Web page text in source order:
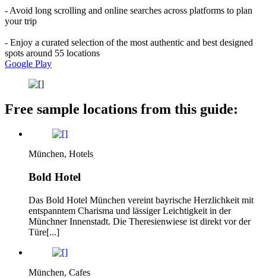
- Avoid long scrolling and online searches across platforms to plan
your trip
- Enjoy a curated selection of the most authentic and best designed
spots around 55 locations
Google Play
Free sample locations from this guide:
München, Hotels
Bold Hotel
Das Bold Hotel München vereint bayrische Herzlichkeit mit
entspanntem Charisma und lässiger Leichtigkeit in der
Münchner Innenstadt. Die Theresienwiese ist direkt vor der
Türe[...]
München, Cafes